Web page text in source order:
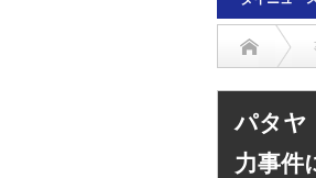
パタヤ
力事件